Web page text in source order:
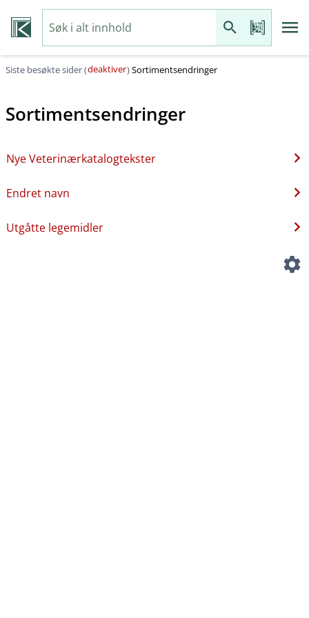
Siste besøkte sider (deaktiver)Sortimentsendringer
Sortimentsendringer
Nye Veterinærkatalogtekster
Endret navn
Utgåtte legemidler